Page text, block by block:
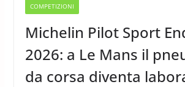
COMPETIZIONI
Michelin Pilot Sport
2026: a Le Mans il
da corsa diventa